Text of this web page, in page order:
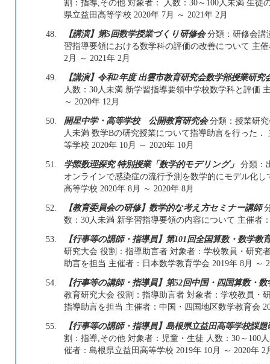
割：指導,その他 対象者： 人数：30～100人未満 生
県立益田高等学校 2020年 7月 ～ 2021年 2月
48.
【講演】第5回数学授業づくり研修会分類：研修会講
習指導要領における数学科の評価の改善について 主
2月 ～ 2021年 2月
49.
【講演】令和2年度 出雲市教育研究会数学部授業研究
人数：30人未満 新学習指導要領中学校数学科と評価
～ 2020年 12月
50.
開星中学・高等学校 公開教育研究会分類：授業研究
人未満 数学Bの研究授業について指導助言を行った
等学校 2020年 10月 ～ 2020年 10月
51.
学際数理探究 特別授業「数学的モデリング」
分類：
オンラインで感染症の流行予測を数学的にモデル化
高等学校 2020年 8月 ～ 2020年 8月
52.
【教育委員会の研修】数学的な考え方セミナー講師
数：30人未満 新学習指導要領の内容について 主催者
53.
【行事等の講師・指導員】第101回全国算数・数学
研究大会 役割：指導助言者 対象者：学校教員・研究
助言を担当 主催者：日本数学教育学会 2019年 8月 ～
54.
【行事等の講師・指導員】第52回中国・四国算数・
教育研究大会 役割：指導助言者 対象者：学校教員・
指導助言を担当 主催者：中国・四国地区数学教育会
55.
【行事等の講師・指導員】島根県立益田高等学校課
割：指導,その他 対象者：児童・生徒 人数：30～100
催者：島根県立益田高等学校 2019年 10月 ～ 2020年 2